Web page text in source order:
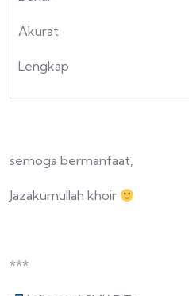
Akurat
Lengkap
semoga bermanfaat,
Jazakumullah khoir
***